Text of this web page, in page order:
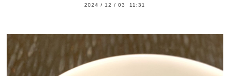
2024 / 12 /03 11:31